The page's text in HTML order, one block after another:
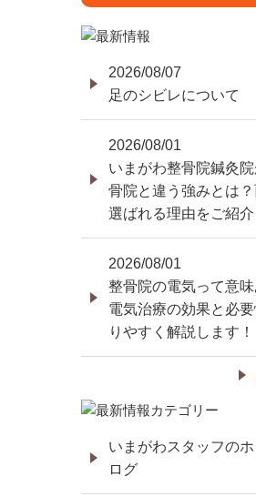
2026/08/07
足のシビレについて
2026/08/01
いまがわ整骨院鍼灸
骨院と違う強みとは
選ばれる理由をご紹介
2026/08/01
整骨院の電気って意味
電気治療の効果と必
りやすく解説します！
いまがわスタッフの
ログ